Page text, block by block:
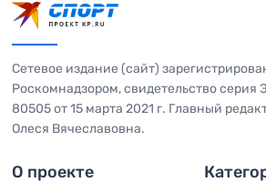
Сетевое издание (сайт)
Роскомнадзором, свидетельство
80505 от 15 марта 2021 г. Главный
Олеся Вячеславовна.
О проекте